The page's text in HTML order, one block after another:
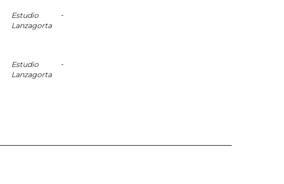
Estudio
Lanzagorta
-
Estudio
Lanzagorta
-